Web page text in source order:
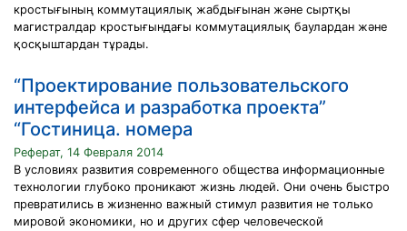
кростығының коммутациялық жабдығынан және сыртқы
магистралдар кростығындағы коммутациялық баулардан және
қосқыштардан тұрады.
“Проектирование пользовательского
интерфейса и разработка проекта”
“Гостиница. номера
Реферат, 14 Февраля 2014
В условиях развития современного общества информационные
технологии глубоко проникают жизнь людей. Они очень быстро
превратились в жизненно важный стимул развития не только
мировой экономики, но и других сфер человеческой